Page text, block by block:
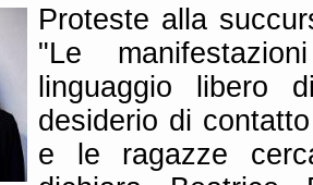
Proteste alla
"Le
linguaggio libero
desiderio di
e le ragazze